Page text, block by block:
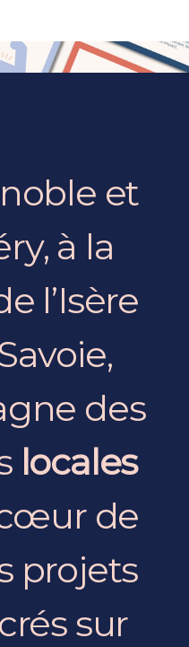
et
à la
l’Isère
des
locales
de
projets
sur